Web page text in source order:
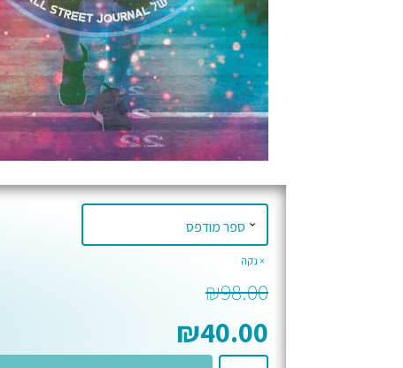
נקה
₪98.00
₪40.00